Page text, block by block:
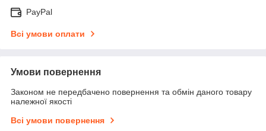
PayPal
Всі умови оплати
Умови повернення
Законом не передбачено повернення та обмін даного товару
належної якості
Всі умови повернення